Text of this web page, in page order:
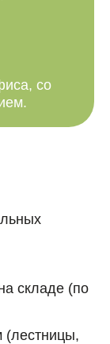
со
складе (по
(лестницы,